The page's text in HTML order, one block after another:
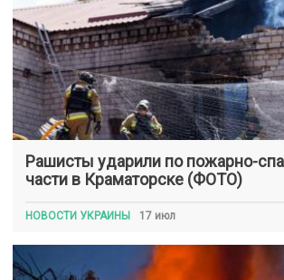
Рашисты ударили по пожарно-
части в Краматорске (ФОТО)
НОВОСТИ УКРАИНЫ 17 июл